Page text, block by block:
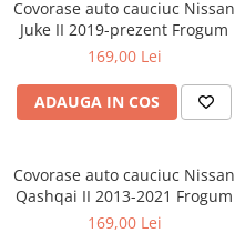
Capace Prezoane
Carcase Chei Auto
Carcasa cheie Audi
Carcasa Cheie Fiat
Carcasa Cheie Ford
Covorase KIA
Covorase MAN
Covorase MAZDA
Covorase MERCEDES
Covorase MINI
Covorase NISSAN
Roboti Pornire Auto
Sigurante Auto
Ventilator Auto
Lampi GABARIT
Lampi NR. INMATRICULARE
Lampi PLAFON
Lampi Logo PORTIERE
Dispersoare Capac Lampa
Lanterne
Spray-uri / Solutii / Uleiuri de
ungere
Covorase auto cauciuc Nissan
Juke II 2019-prezent Frogum
169,00 Lei
ADAUGA IN COS
Covorase auto cauciuc Nissan
Qashqai II 2013-2021 Frogum
169,00 Lei